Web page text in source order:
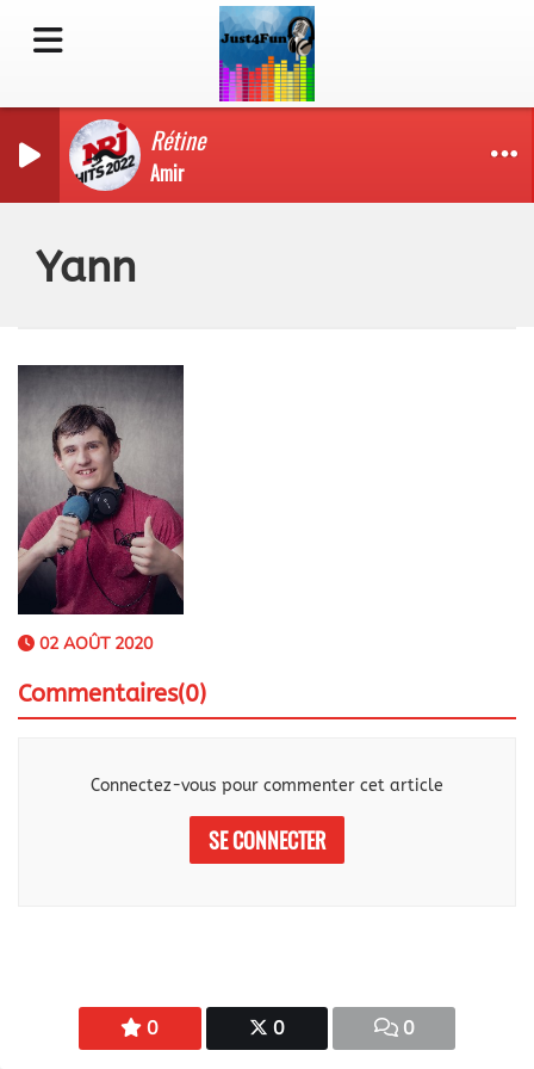
Rétine
Amir
Yann
0 0 0
02 AOÛT 2020
Commentaires(0)
Connectez-vous pour commenter cet article
SE CONNECTER